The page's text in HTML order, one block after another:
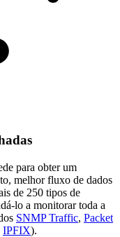
para obter um
melhor fluxo de dados
de 250 tipos de
lo a monitorar toda a
SNMP Traffic, Packet
IPFIX).